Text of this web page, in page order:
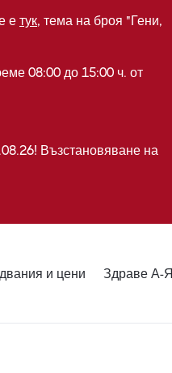
е тук, тема на броя "Гени,
08:00 до 15:00 ч. от
Възстановяване на
и цени Здраве А-Я